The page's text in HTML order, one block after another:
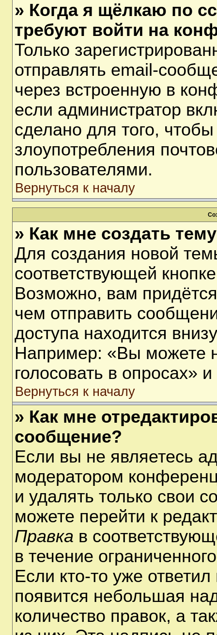
» Когда я щёлкаю по
требуют войти на
Только
отправлять email-
через встроенную в
если администратор
сделано для того,
злоупотребления
пользователями.
Вернуться к началу
» Как мне создать
Для создания новой
соответствующей
Возможно, вам
чем отправить
доступа находится
Например: «Вы можете
голосовать в опросах» и
Вернуться к началу
» Как мне
сообщение?
Если вы не являетесь
модератором
и удалять только свои
можете перейти к
Правка в
в течение
Если кто-то уже
появится небольшая
количество правок, а